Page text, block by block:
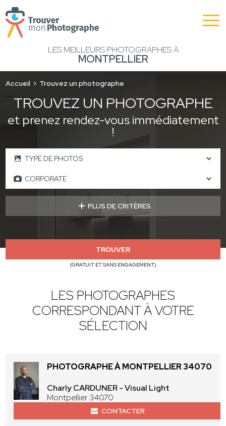
LES MEILLEURS PHOTOGRAPHES À
MONTPELLIER
Accueil Trouvez un photographe
TROUVEZ UN PHOTOGRAPHE
et prenez rendez-vous immédiatement
!
PLUS DE CRITÈRES
TROUVER
(GRATUIT ET SANS ENGAGEMENT)
LES PHOTOGRAPHES
CORRESPONDANT À VOTRE
SÉLECTION
PHOTOGRAPHE À MONTPELLIER 34070
Charly CARDUNER - Visual Light
Montpellier 34070
CONTACTER